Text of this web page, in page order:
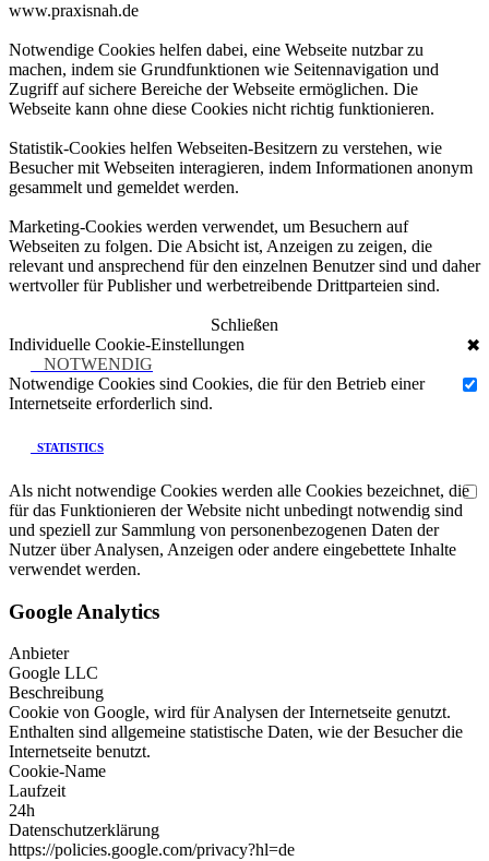
www.praxisnah.de
Notwendige Cookies helfen dabei, eine Webseite nutzbar zu
machen, indem sie Grundfunktionen wie Seitennavigation und
Zugriff auf sichere Bereiche der Webseite ermöglichen. Die
Webseite kann ohne diese Cookies nicht richtig funktionieren.
Statistik-Cookies helfen Webseiten-Besitzern zu verstehen, wie
Besucher mit Webseiten interagieren, indem Informationen anonym
gesammelt und gemeldet werden.
Marketing-Cookies werden verwendet, um Besuchern auf
Webseiten zu folgen. Die Absicht ist, Anzeigen zu zeigen, die
relevant und ansprechend für den einzelnen Benutzer sind und daher
wertvoller für Publisher und werbetreibende Drittparteien sind.
Schließen
Individuelle Cookie-Einstellungen
✖
NOTWENDIG
Notwendige Cookies sind Cookies, die für den Betrieb einer
Internetseite erforderlich sind.
STATISTICS
Als nicht notwendige Cookies werden alle Cookies bezeichnet, die
für das Funktionieren der Website nicht unbedingt notwendig sind
und speziell zur Sammlung von personenbezogenen Daten der
Nutzer über Analysen, Anzeigen oder andere eingebettete Inhalte
verwendet werden.
Google Analytics
Anbieter
Google LLC
Beschreibung
Cookie von Google, wird für Analysen der Internetseite genutzt.
Enthalten sind allgemeine statistische Daten, wie der Besucher die
Internetseite benutzt.
Cookie-Name
Laufzeit
24h
Datenschutzerklärung
https://policies.google.com/privacy?hl=de